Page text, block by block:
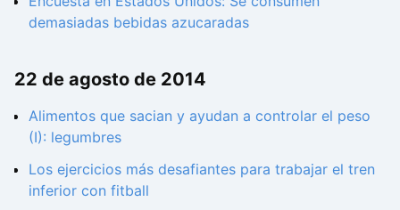
demasiadas bebidas azucaradas
22 de agosto de 2014
Alimentos que sacian y ayudan a controlar el peso
(I): legumbres
Los ejercicios más desafiantes para trabajar el tren
inferior con fitball